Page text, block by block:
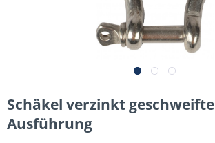
Schäkel verzinkt geschweifte
Ausführung